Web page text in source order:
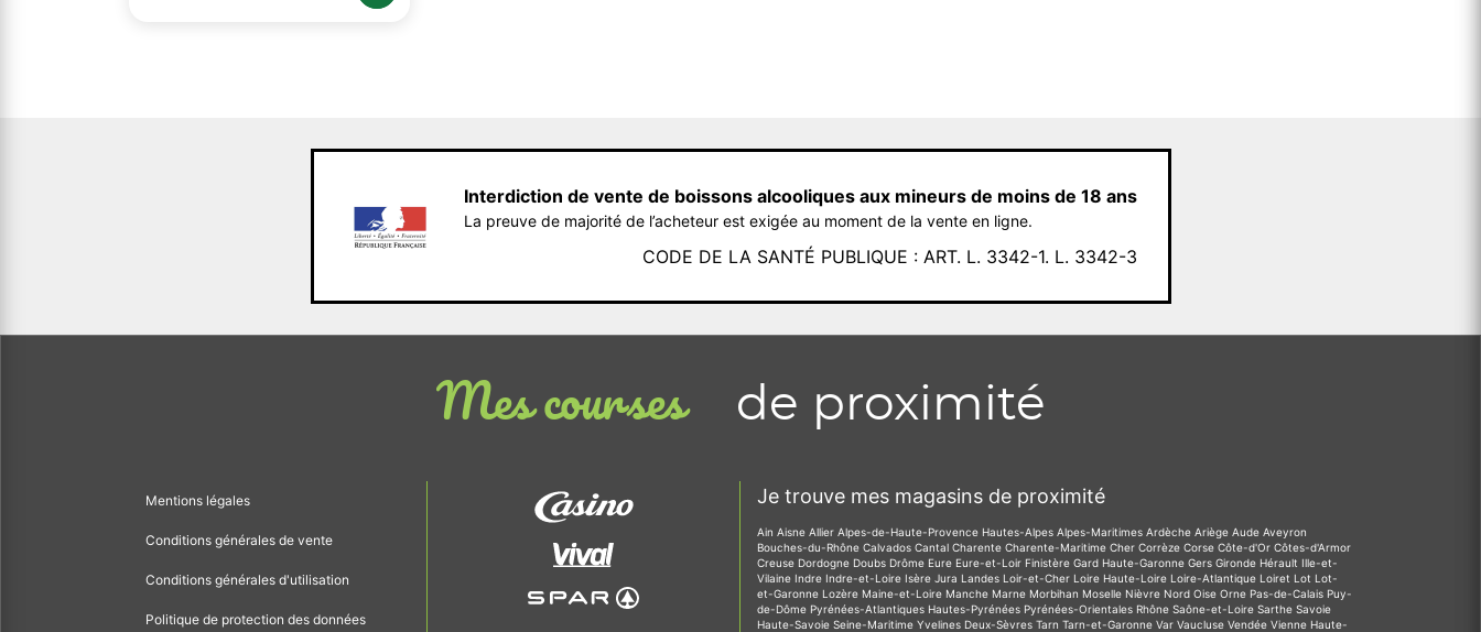
Interdiction de vente de boissons alcooliques aux mineurs de moins de 18 ans
La preuve de majorité de l’acheteur est exigée au moment de la vente en ligne.
CODE DE LA SANTÉ PUBLIQUE : ART. L. 3342-1. L. 3342-3
Mes courses de proximité
Mentions légales
Conditions générales de vente
Conditions générales d'utilisation
Politique de protection des données
Je trouve mes magasins de proximité
Ain Aisne Allier Alpes-de-Haute-Provence Hautes-Alpes Alpes-Maritimes Ardèche Ariège Aude Aveyron
Bouches-du-Rhône Calvados Cantal Charente Charente-Maritime Cher Corrèze Corse Côte-d'Or Côtes-d'Armor
Creuse Dordogne Doubs Drôme Eure Eure-et-Loir Finistère Gard Haute-Garonne Gers Gironde Hérault Ille-et-
Vilaine Indre Indre-et-Loire Isère Jura Landes Loir-et-Cher Loire Haute-Loire Loire-Atlantique Loiret Lot Lot-
et-Garonne Lozère Maine-et-Loire Manche Marne Morbihan Moselle Nièvre Nord Oise Orne Pas-de-Calais Puy-
de-Dôme Pyrénées-Atlantiques Hautes-Pyrénées Pyrénées-Orientales Rhône Saône-et-Loire Sarthe Savoie
Haute-Savoie Seine-Maritime Yvelines Deux-Sèvres Tarn Tarn-et-Garonne Var Vaucluse Vendée Vienne Haute-